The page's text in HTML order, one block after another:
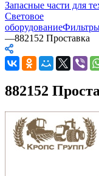
Запасные части для
Световое
оборудование
—882152 Проставка
882152